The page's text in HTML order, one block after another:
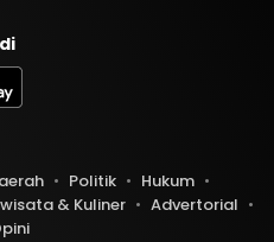
Politik
Hukum
& Kuliner
Advertorial